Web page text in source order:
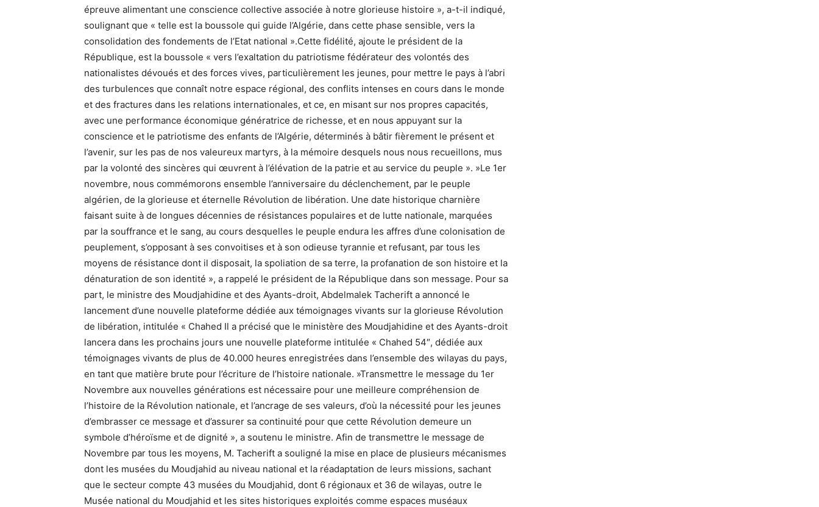
épreuve alimentant une conscience collective associée à notre glorieuse histoire », a-t-il indiqué,
soulignant que « telle est la boussole qui guide l’Algérie, dans cette phase sensible, vers la
consolidation des fondements de l’Etat national ».Cette fidélité, ajoute le président de la
République, est la boussole « vers l’exaltation du patriotisme fédérateur des volontés des
nationalistes dévoués et des forces vives, particulièrement les jeunes, pour mettre le pays à l’abri
des turbulences que connaît notre espace régional, des conflits intenses en cours dans le monde
et des fractures dans les relations internationales, et ce, en misant sur nos propres capacités,
avec une performance économique génératrice de richesse, et en nous appuyant sur la
conscience et le patriotisme des enfants de l’Algérie, déterminés à bâtir fièrement le présent et
l’avenir, sur les pas de nos valeureux martyrs, à la mémoire desquels nous nous recueillons, mus
par la volonté des sincères qui œuvrent à l’élévation de la patrie et au service du peuple ». »Le 1er
novembre, nous commémorons ensemble l’anniversaire du déclenchement, par le peuple
algérien, de la glorieuse et éternelle Révolution de libération. Une date historique charnière
faisant suite à de longues décennies de résistances populaires et de lutte nationale, marquées
par la souffrance et le sang, au cours desquelles le peuple endura les affres d’une colonisation de
peuplement, s’opposant à ses convoitises et à son odieuse tyrannie et refusant, par tous les
moyens de résistance dont il disposait, la spoliation de sa terre, la profanation de son histoire et la
dénaturation de son identité », a rappelé le président de la République dans son message. Pour sa
part, le ministre des Moudjahidine et des Ayants-droit, Abdelmalek Tacherift a annoncé le
lancement d’une nouvelle plateforme dédiée aux témoignages vivants sur la glorieuse Révolution
de libération, intitulée « Chahed Il a précisé que le ministère des Moudjahidine et des Ayants-droit
lancera dans les prochains jours une nouvelle plateforme intitulée « Chahed 54″, dédiée aux
témoignages vivants de plus de 40.000 heures enregistrées dans l’ensemble des wilayas du pays,
en tant que matière brute pour l’écriture de l’histoire nationale. »Transmettre le message du 1er
Novembre aux nouvelles générations est nécessaire pour une meilleure compréhension de
l’histoire de la Révolution nationale, et l’ancrage de ses valeurs, d’où la nécessité pour les jeunes
d’embrasser ce message et d’assurer sa continuité pour que cette Révolution demeure un
symbole d’héroïsme et de dignité », a soutenu le ministre. Afin de transmettre le message de
Novembre par tous les moyens, M. Tacherift a souligné la mise en place de plusieurs mécanismes
dont les musées du Moudjahid au niveau national et la réadaptation de leurs missions, sachant
que le secteur compte 43 musées du Moudjahid, dont 6 régionaux et 36 de wilayas, outre le
Musée national du Moudjahid et les sites historiques exploités comme espaces muséaux